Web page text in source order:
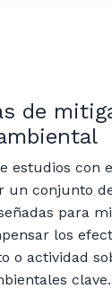
de
estudios con
un conjunto
para
los
o actividad